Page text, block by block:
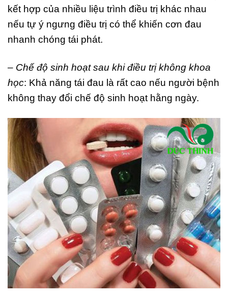
kết hợp của nhiều liệu trình điều trị khác nhau
nếu tự ý ngưng điều trị có thể khiến cơn đau
nhanh chóng tái phát.
– Chế độ sinh hoạt sau khi điều trị không khoa
học: Khả năng tái đau là rất cao nếu người bệnh
không thay đổi chế độ sinh hoạt hằng ngày.